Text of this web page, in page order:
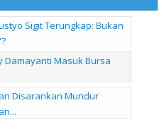
Sigit Terungkap: Bukan
Damayanti Masuk Bursa
Disarankan Mundur